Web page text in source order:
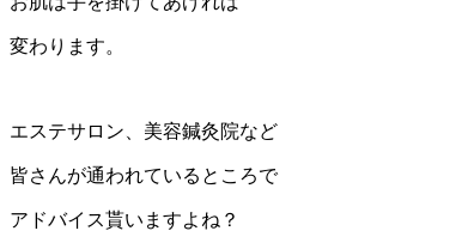
変わります。
エステサロン、美容鍼灸院など
皆さんが通われているところで
アドバイス貰いますよね？